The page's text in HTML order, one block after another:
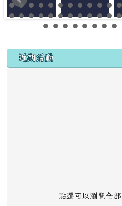
左邊區域內容
近期活動
點選可以瀏覽全